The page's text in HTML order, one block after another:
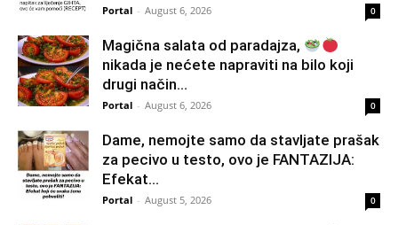
Portal - August 6, 2026 0
Magična salata od paradajza,
nikada je nećete napraviti na bilo koji
drugi način…
Portal - August 6, 2026 0
Dame, nemojte samo da stavljate prašak
za pecivo u testo, ovo je FANTAZIJA:
Efekat...
Portal - August 5, 2026 0